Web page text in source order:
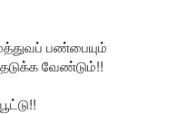
பண்பையும்
வேண்டும்!!